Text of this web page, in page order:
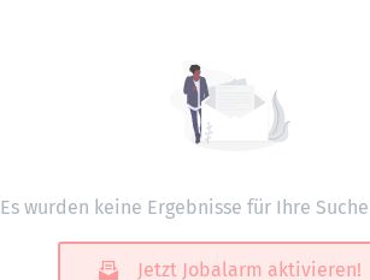
Es wurden keine Ergebnisse für Ihre
Jetzt Jobalarm aktivieren!